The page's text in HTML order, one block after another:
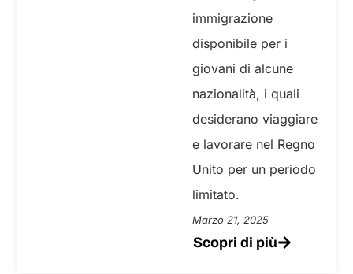
immigrazione
disponibile per i
giovani di alcune
nazionalità, i quali
desiderano viaggiare
e lavorare nel Regno
Unito per un periodo
limitato.
Marzo 21, 2025
Scopri di più